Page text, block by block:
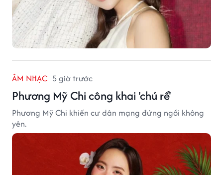
ÂM NHẠC 5 giờ trước
Phương Mỹ Chi công khai 'chú rể'
Phương Mỹ Chi khiến cư dân mạng đứng ngồi không
yên.